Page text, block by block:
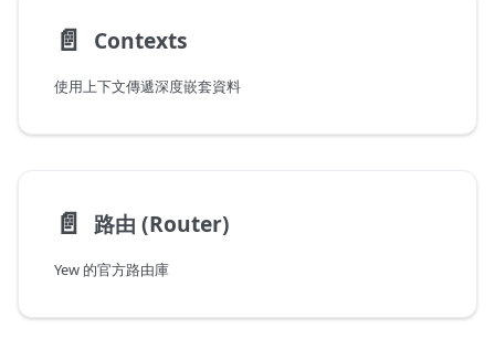
📄️ Contexts
使用上下文傳遞深度嵌套資料
📄️ 路由 (Router)
Yew 的官方路由庫